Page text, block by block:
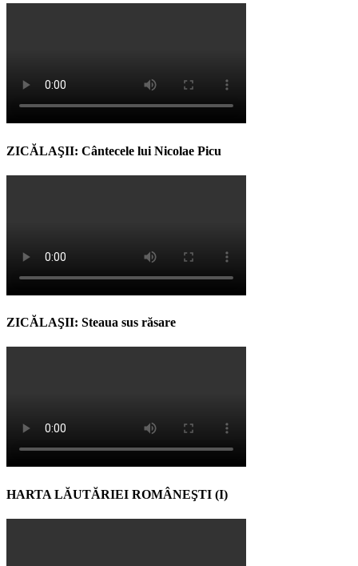
ZICĂLAŞII: Cântecele lui Nicolae Picu
ZICĂLAŞII: Steaua sus răsare
HARTA LĂUTĂRIEI ROMÂNEŞTI (I)